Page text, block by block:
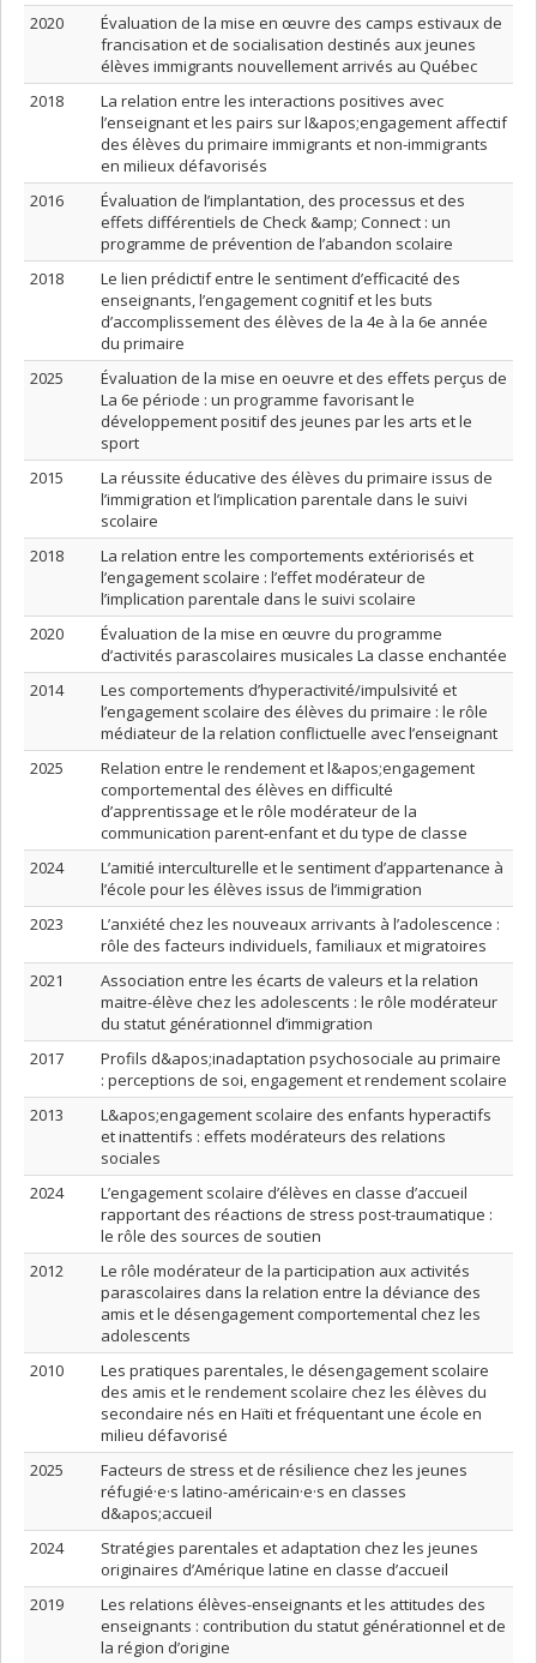
2020
Évaluation de la mise en œuvre des camps estivaux de
francisation et de socialisation destinés aux jeunes
élèves immigrants nouvellement arrivés au Québec
2018
La relation entre les interactions positives avec
l’enseignant et les pairs sur l&apos;engagement affectif
des élèves du primaire immigrants et non-immigrants
en milieux défavorisés
2016
Évaluation de l’implantation, des processus et des
effets différentiels de Check &amp; Connect : un
programme de prévention de l’abandon scolaire
2018
Le lien prédictif entre le sentiment d’efficacité des
enseignants, l’engagement cognitif et les buts
d’accomplissement des élèves de la 4e à la 6e année
du primaire
2025
Évaluation de la mise en oeuvre et des effets perçus de
La 6e période : un programme favorisant le
développement positif des jeunes par les arts et le
sport
2015
La réussite éducative des élèves du primaire issus de
l’immigration et l’implication parentale dans le suivi
scolaire
2018
La relation entre les comportements extériorisés et
l’engagement scolaire : l’effet modérateur de
l’implication parentale dans le suivi scolaire
2020
Évaluation de la mise en œuvre du programme
d’activités parascolaires musicales La classe enchantée
2014
Les comportements d’hyperactivité/impulsivité et
l’engagement scolaire des élèves du primaire : le rôle
médiateur de la relation conflictuelle avec l’enseignant
2025
Relation entre le rendement et l&apos;engagement
comportemental des élèves en difficulté
d’apprentissage et le rôle modérateur de la
communication parent-enfant et du type de classe
2024
L’amitié interculturelle et le sentiment d’appartenance à
l’école pour les élèves issus de l’immigration
2023
L’anxiété chez les nouveaux arrivants à l’adolescence :
rôle des facteurs individuels, familiaux et migratoires
2021
Association entre les écarts de valeurs et la relation
maitre-élève chez les adolescents : le rôle modérateur
du statut générationnel d’immigration
2017
Profils d&apos;inadaptation psychosociale au primaire
: perceptions de soi, engagement et rendement scolaire
2013
L&apos;engagement scolaire des enfants hyperactifs
et inattentifs : effets modérateurs des relations
sociales
2024
L’engagement scolaire d’élèves en classe d’accueil
rapportant des réactions de stress post-traumatique :
le rôle des sources de soutien
2012
Le rôle modérateur de la participation aux activités
parascolaires dans la relation entre la déviance des
amis et le désengagement comportemental chez les
adolescents
2010
Les pratiques parentales, le désengagement scolaire
des amis et le rendement scolaire chez les élèves du
secondaire nés en Haïti et fréquentant une école en
milieu défavorisé
2025
Facteurs de stress et de résilience chez les jeunes
réfugié·e·s latino-américain·e·s en classes
d&apos;accueil
2024
Stratégies parentales et adaptation chez les jeunes
originaires d’Amérique latine en classe d’accueil
2019
Les relations élèves-enseignants et les attitudes des
enseignants : contribution du statut générationnel et de
la région d’origine